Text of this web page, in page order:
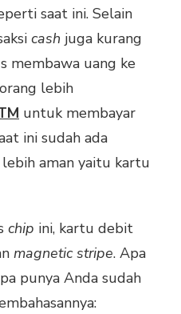
saat ini. Selain
cash juga kurang
membawa uang ke
lebih
untuk membayar
ini sudah ada
aman yaitu kartu
chip ini, kartu debit
magnetic stripe. Apa
punya Anda sudah